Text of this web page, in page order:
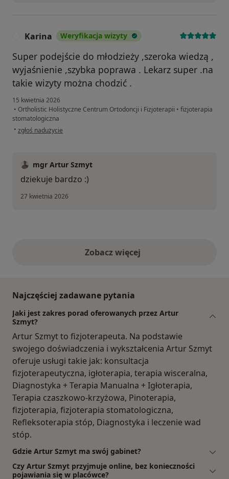
Karina Weryfikacja wizyty
Super podejście do młodzieży ,szeroka wiedzą ,
wyjaśnienie ,szybka poprawa . Lekarz super .na
takie wizyty można chodzić .
15 kwietnia 2026
• Ortholistic Holistyczne Centrum Ortodoncji i Fizjoterapii • fizjoterapia
stomatologiczna
• w opinii użytkownika Karina
zgłoś nadużycie
mgr Artur Szmyt
dziekuje bardzo :)
27 kwietnia 2026
Zobacz więcejopinie powyżej
Najczęściej zadawane pytania
Jaki jest zakres porad oferowanych przez Artur
Szmyt?
Artur Szmyt to fizjoterapeuta. Na podstawie
swojego doświadczenia i wykształcenia Artur Szmyt
oferuje usługi takie jak: konsultacja
fizjoterapeutyczna, igłoterapia, terapia wisceralna,
Diagnostyka + Terapia Manualna + Igłoterapia,
Terapia czaszkowo-krzyżowa, Pinoterapia,
fizjoterapia, fizjoterapia stomatologiczna,
Refleksoterapia stóp, Diagnostyka i leczenie wad
stóp.
Gdzie Artur Szmyt ma swój gabinet?
Czy Artur Szmyt przyjmuje online, bez konieczności
pojawiania się w placówce?